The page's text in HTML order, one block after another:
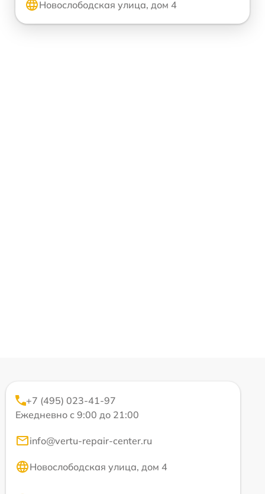
Новослободская улица, дом 4
+7 (495) 023-41-97
Ежедневно с 9:00 до 21:00
info@vertu-repair-center.ru
Новослободская улица, дом 4